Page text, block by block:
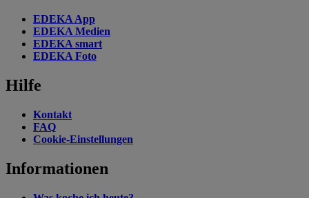
EDEKA App
EDEKA Medien
EDEKA smart
EDEKA Foto
Hilfe
Kontakt
FAQ
Cookie-Einstellungen
Informationen